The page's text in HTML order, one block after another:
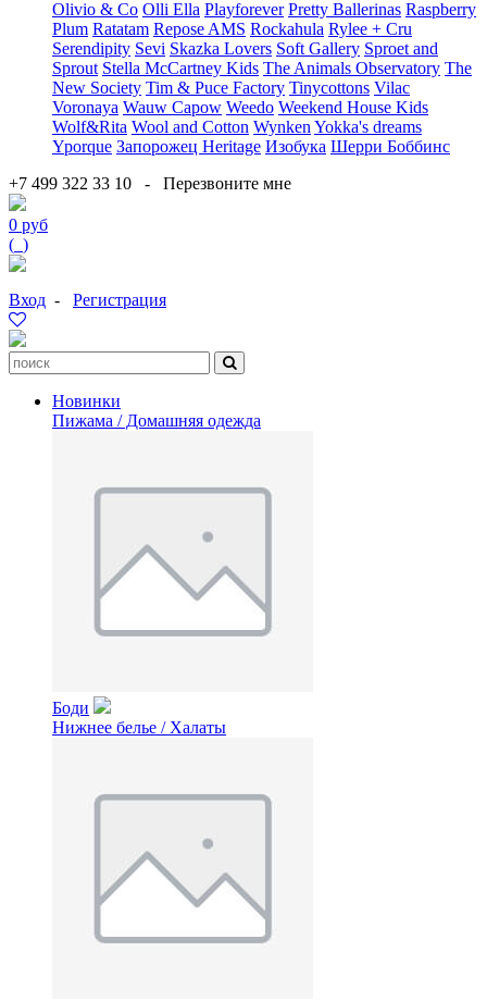
Olivio & Co Olli Ella Playforever Pretty Ballerinas Raspberry
Plum Ratatam Repose AMS Rockahula Rylee + Cru
Serendipity Sevi Skazka Lovers Soft Gallery Sproet and
Sprout Stella McCartney Kids The Animals Observatory The
New Society Tim & Puce Factory Tinycottons Vilac
Voronaya Wauw Capow Weedo Weekend House Kids
Wolf&Rita Wool and Cotton Wynken Yokka's dreams
Yporque Запорожец Heritage Изобука Шерри Боббинс
+7 499 322 33 10 - Перезвоните мне
0 руб
( )
Вход - Регистрация
Новинки
Пижама / Домашняя одежда
Боди
Нижнее белье / Халаты